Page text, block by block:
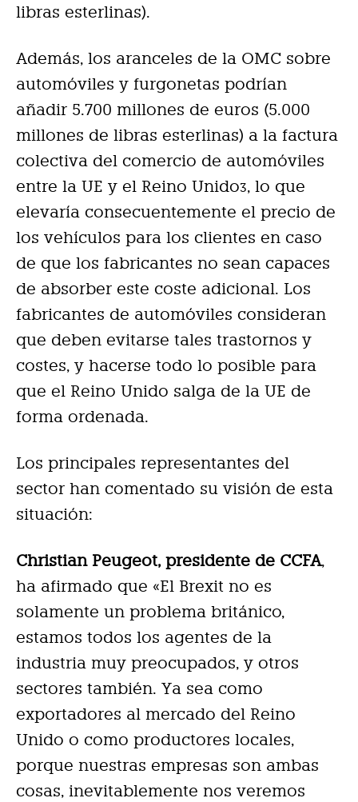
libras esterlinas).
Además, los aranceles de la OMC sobre
automóviles y furgonetas podrían
añadir 5.700 millones de euros (5.000
millones de libras esterlinas) a la factura
colectiva del comercio de automóviles
entre la UE y el Reino Unido3, lo que
elevaría consecuentemente el precio de
los vehículos para los clientes en caso
de que los fabricantes no sean capaces
de absorber este coste adicional. Los
fabricantes de automóviles consideran
que deben evitarse tales trastornos y
costes, y hacerse todo lo posible para
que el Reino Unido salga de la UE de
forma ordenada.
Los principales representantes del
sector han comentado su visión de esta
situación:
Christian Peugeot, presidente de CCFA,
ha afirmado que «El Brexit no es
solamente un problema británico,
estamos todos los agentes de la
industria muy preocupados, y otros
sectores también. Ya sea como
exportadores al mercado del Reino
Unido o como productores locales,
porque nuestras empresas son ambas
cosas, inevitablemente nos veremos